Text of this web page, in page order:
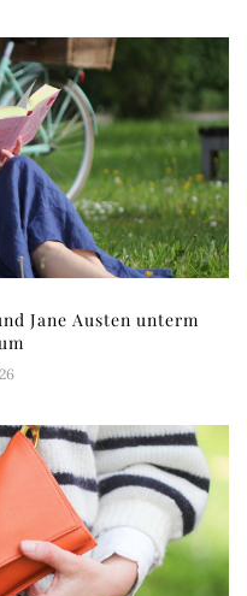
Jane Austen unterm